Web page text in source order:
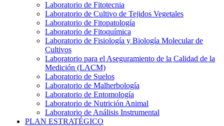
Laboratorio de Fitotecnia
Laboratorio de Cultivo de Tejidos Vegetales
Laboratorio de Fitopatología
Laboratorio de Fitoquímica
Laboratorio de Fisiología y Biología Molecular de
Cultivos
Laboratorio para el Aseguramiento de la Calidad de la
Medición (LACM)
Laboratorio de Suelos
Laboratorio de Malherbología
Laboratorio de Entomología
Laboratorio de Nutrición Animal
Laboratorio de Análisis Instrumental
PLAN ESTRATÉGICO